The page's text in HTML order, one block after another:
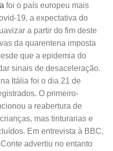
foi o país europeu mais
19, a expectativa do
a partir do fim deste
da quarentena imposta
que a epidemia do
sinais de desaceleração.
Itália foi o dia 21 de
O primeiro-
a reabertura de
mas tinturarias e
Em entrevista à BBC,
advertiu no entanto